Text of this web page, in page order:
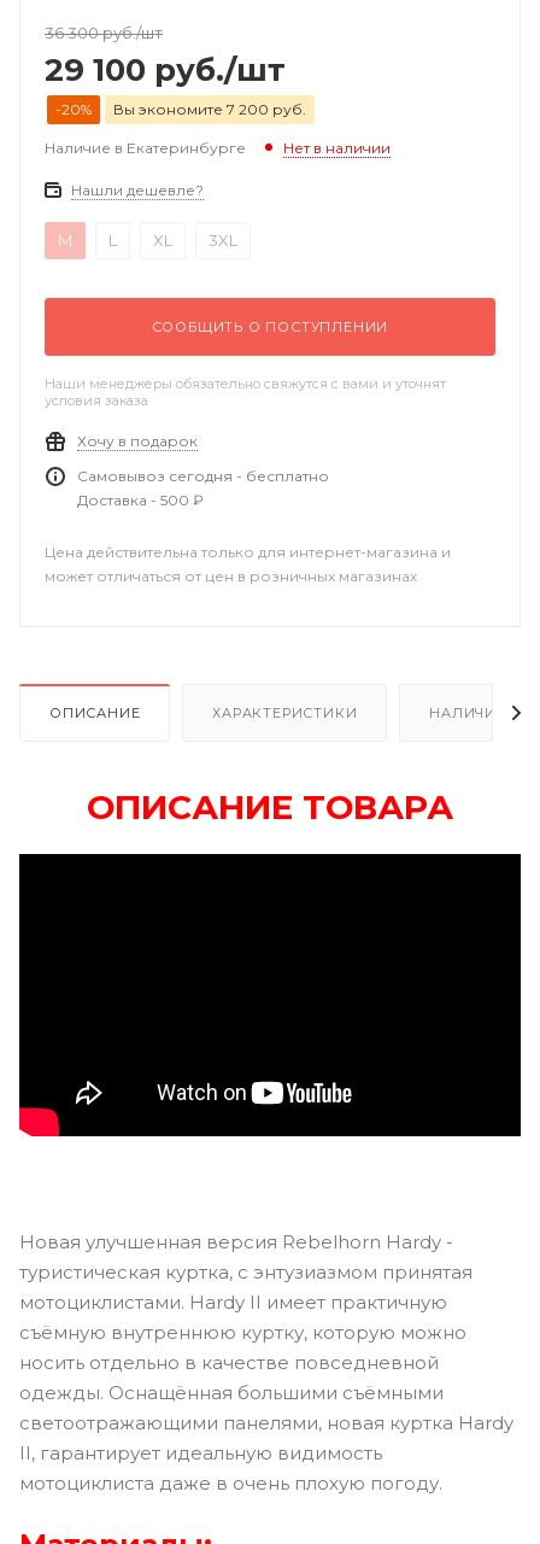
36 300руб./шт
29 100 руб./шт
-20% Вы экономите 7 200 руб.
Наличие в Екатеринбурге Нет в наличии
Нашли дешевле?
M L XL 3XL
СООБЩИТЬ О ПОСТУПЛЕНИИ
Наши менеджеры обязательно свяжутся с вами и уточнят
условия заказа
Хочу в подарок
Самовывоз сегодня - бесплатно
Доставка - 500 ₽
Цена действительна только для интернет-магазина и
может отличаться от цен в розничных магазинах
ОПИСАНИЕ ХАРАКТЕРИСТИКИ НАЛИЧИЕ В
ОПИСАНИЕ ТОВАРА
Новая улучшенная версия Rebelhorn Hardy -
туристическая куртка, с энтузиазмом принятая
мотоциклистами. Hardy II имеет практичную
съёмную внутреннюю куртку, которую можно
носить отдельно в качестве повседневной
одежды. Оснащённая большими съёмными
светоотражающими панелями, новая куртка Hardy
II, гарантирует идеальную видимость
мотоциклиста даже в очень плохую погоду.